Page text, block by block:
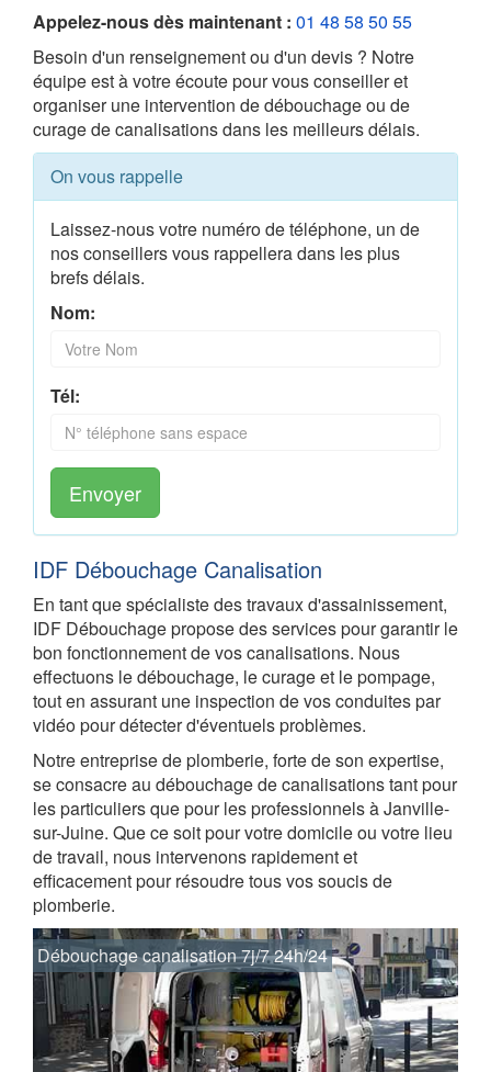
Appelez-nous dès maintenant : 01 48 58 50 55
Besoin d'un renseignement ou d'un devis ? Notre
équipe est à votre écoute pour vous conseiller et
organiser une intervention de débouchage ou de
curage de canalisations dans les meilleurs délais.
On vous rappelle
Laissez-nous votre numéro de téléphone, un de
nos conseillers vous rappellera dans les plus
brefs délais.
Nom:
Tél:
Envoyer
IDF Débouchage Canalisation
En tant que spécialiste des travaux d'assainissement,
IDF Débouchage propose des services pour garantir le
bon fonctionnement de vos canalisations. Nous
effectuons le débouchage, le curage et le pompage,
tout en assurant une inspection de vos conduites par
vidéo pour détecter d'éventuels problèmes.
Notre entreprise de plomberie, forte de son expertise,
se consacre au débouchage de canalisations tant pour
les particuliers que pour les professionnels à Janville-
sur-Juine. Que ce soit pour votre domicile ou votre lieu
de travail, nous intervenons rapidement et
efficacement pour résoudre tous vos soucis de
plomberie.
Débouchage canalisation 7j/7 24h/24